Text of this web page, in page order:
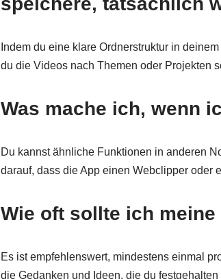
Indem du eine klare Ordnerstruktur in
du die Videos nach Themen oder Projekten
Was mache ich, wenn
Du kannst ähnliche Funktionen in anderen
darauf, dass die App einen Webclipper oder
Wie oft sollte ich
Es ist empfehlenswert, mindestens einmal
die Gedanken und Ideen, die du